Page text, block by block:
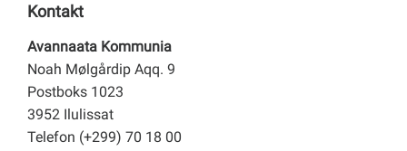
Kontakt
Avannaata Kommunia
Noah Mølgårdip Aqq. 9
Postboks 1023
3952 Ilulissat
Telefon (+299) 70 18 00